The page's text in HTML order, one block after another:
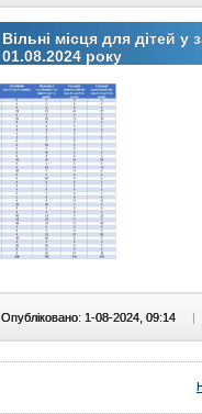
Вільні місця для дітей у
01.08.2024 року
Опубліковано: 1-08-2024, 09:14 |